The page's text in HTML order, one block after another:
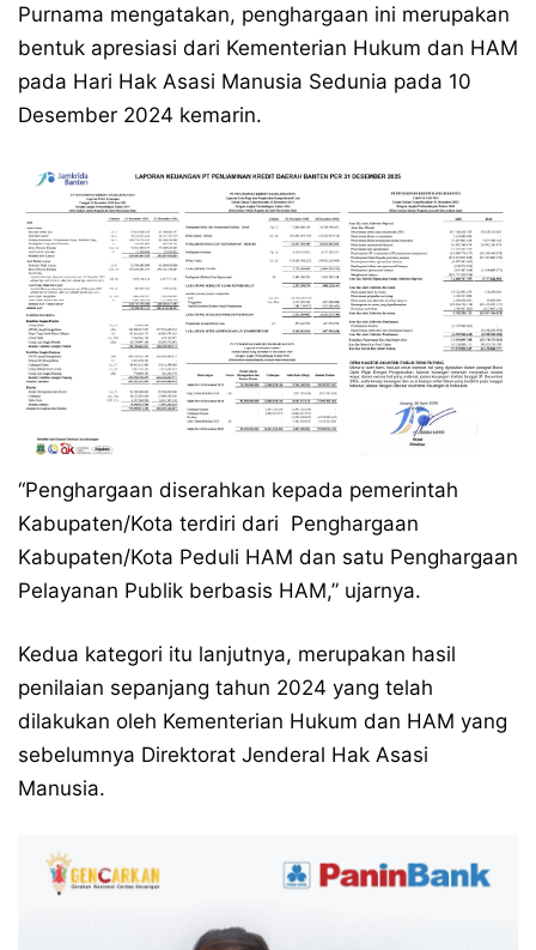
Purnama mengatakan, penghargaan ini merupakan
bentuk apresiasi dari Kementerian Hukum dan HAM
pada Hari Hak Asasi Manusia Sedunia pada 10
Desember 2024 kemarin.
“Penghargaan diserahkan kepada pemerintah
Kabupaten/Kota terdiri dari Penghargaan
Kabupaten/Kota Peduli HAM dan satu Penghargaan
Pelayanan Publik berbasis HAM,” ujarnya.
Kedua kategori itu lanjutnya, merupakan hasil
penilaian sepanjang tahun 2024 yang telah
dilakukan oleh Kementerian Hukum dan HAM yang
sebelumnya Direktorat Jenderal Hak Asasi
Manusia.